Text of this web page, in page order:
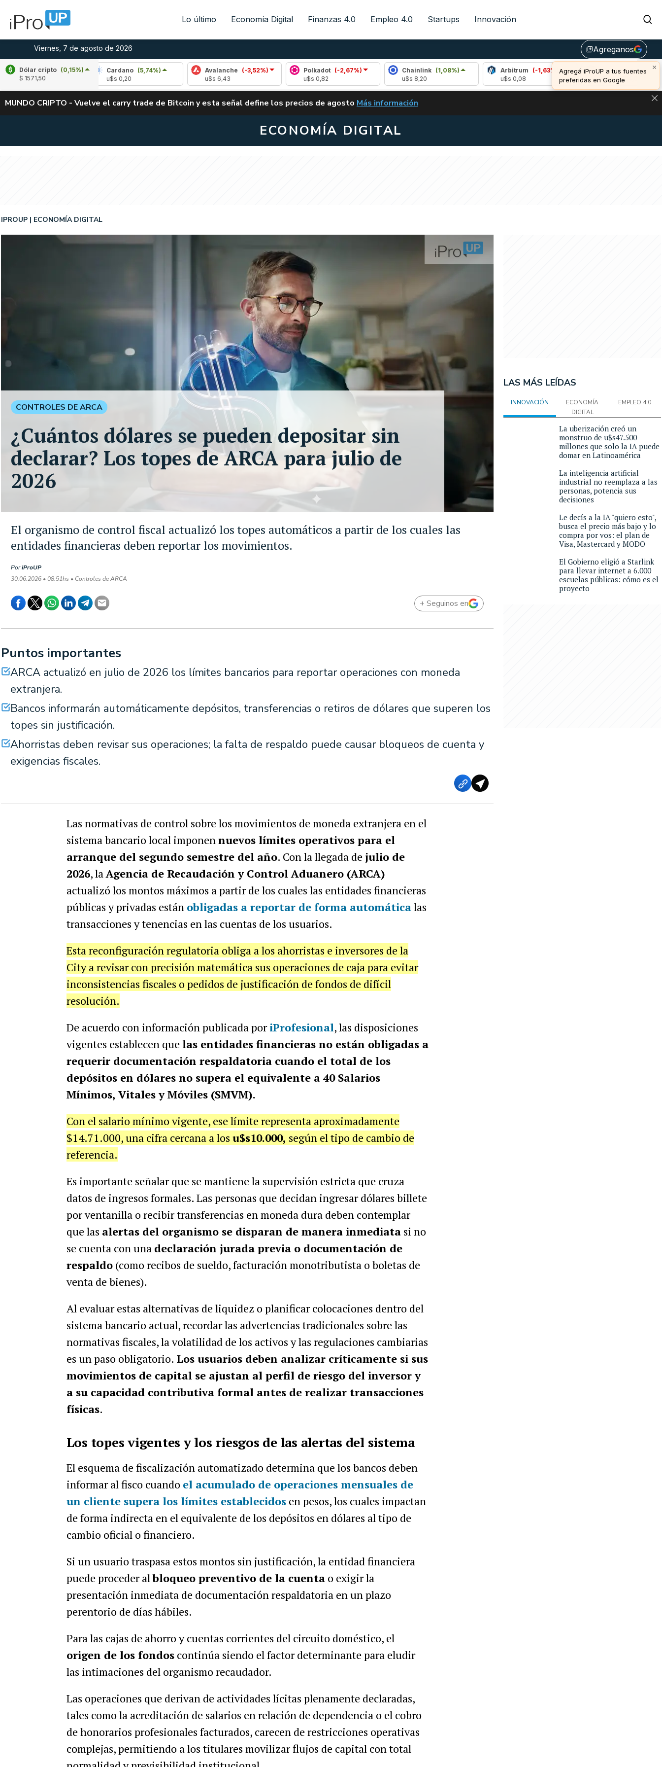
Lo último Economía Digital Finanzas 4.0 Empleo 4.0 Startups Innovación
Viernes, 7 de agosto de 2026 library_addAgreganos
×
Agregá iProUP a tus fuentes
preferidas en Google
Dólar cripto (0,15%)
$ 1571,50
(-1,71%)
Cardano
(5,74%)
Avalanche (-3,52%)
Polkadot
(-2,67%)
Chainlink
(1,08%)
Arbitrum
(-1,63%)
Bitcoin (-0,28%)
u$s 64.304,00
ALERTA
MUNDO CRIPTO - Vuelve el carry trade de Bitcoin y esta señal define los precios de agosto VUELVE EL CARRY TRADE DE BITCOIN Y ESTA SEÑAL DEFINE LOS PRECIOS DE
Más información
ECONOMÍA DIGITAL
El organismo de control fiscal actualizó los topes automáticos a partir de los cuales las
entidades financieras deben reportar los movimientos.
IPROUP ECONOMÍA DIGITAL
PoriProUP
30.06.2026 • 08:51hs • Controles de ARCA
CONTROLES DE ARCA
¿Cuántos dólares se pueden depositar sin
declarar? Los topes de ARCA para julio de
2026
+ Seguinos en
Puntos importantes
ARCA actualizó en julio de 2026 los límites bancarios para reportar operaciones con moneda
extranjera.
Bancos informarán automáticamente depósitos, transferencias o retiros de dólares que superen los
topes sin justificación.
Ahorristas deben revisar sus operaciones; la falta de respaldo puede causar bloqueos de cuenta y
exigencias fiscales.
Las normativas de control sobre los movimientos de moneda extranjera en el
sistema bancario local imponennuevos límites operativos para el
arranque del segundo semestre del año. Con la llegada de julio de
2026, laAgencia de Recaudación y Control Aduanero (ARCA)
actualizó los montos máximos a partir de los cuales las entidades financieras
públicas y privadas están obligadas a reportar de forma automáticalas
transacciones y tenencias en las cuentas de los usuarios.
Esta reconfiguración regulatoria obliga a los ahorristas e inversores de la
City a revisar con precisión matemática sus operaciones de caja para evitar
inconsistencias fiscales o pedidos de justificación de fondos de difícil
resolución.
De acuerdo con información publicada poriProfesional, las disposiciones
vigentes establecen que las entidades financieras no están obligadas a
requerir documentación respaldatoria cuando el total de los
depósitos en dólares no supera el equivalente a 40 Salarios
Mínimos, Vitales y Móviles (SMVM).
Con el salario mínimo vigente, ese límite representa aproximadamente
$14.71.000, una cifra cercana a los u$s10.000, según el tipo de cambio de
referencia.
Es importante señalar que se mantiene la supervisión estricta que cruza
datos de ingresos formales. Las personas que decidan ingresar dólares billete
por ventanilla o recibir transferencias en moneda dura deben contemplar
que las alertas del organismo se disparan de manera inmediatasi no
se cuenta con una declaración jurada previa o documentación de
respaldo(como recibos de sueldo, facturación monotributista o boletas de
venta de bienes).
Al evaluar estas alternativas de liquidez o planificar colocaciones dentro del
sistema bancario actual, recordar las advertencias tradicionales sobre las
normativas fiscales, la volatilidad de los activos y las regulaciones cambiarias
es un paso obligatorio. Los usuarios deben analizar críticamente si sus
movimientos de capital se ajustan al perfil de riesgo del inversor y
a su capacidad contributiva formal antes de realizar transacciones
físicas.
Los topes vigentes y los riesgos de las alertas del sistema
El esquema de fiscalización automatizado determina que los bancos deben
informar al fisco cuando el acumulado de operaciones mensuales de
un cliente supera los límites establecidosen pesos, los cuales impactan
de forma indirecta en el equivalente de los depósitos en dólares al tipo de
cambio oficial o financiero.
Si un usuario traspasa estos montos sin justificación, la entidad financiera
puede proceder albloqueo preventivo de la cuentao exigir la
presentación inmediata de documentación respaldatoria en un plazo
perentorio de días hábiles.
Para las cajas de ahorro y cuentas corrientes del circuito doméstico, el
origen de los fondoscontinúa siendo el factor determinante para eludir
las intimaciones del organismo recaudador.
Las operaciones que derivan de actividades lícitas plenamente declaradas,
tales como la acreditación de salarios en relación de dependencia o el cobro
de honorarios profesionales facturados, carecen de restricciones operativas
complejas, permitiendo a los titulares movilizar flujos de capital con total
LAS MÁS LEÍDAS
INNOVACIÓN
ECONOMÍA
DIGITAL
EMPLEO 4.0
La uberización creó un
monstruo de u$s47.500
millones que solo la IA puede
domar en Latinoamérica
La inteligencia artificial
industrial no reemplaza a las
personas, potencia sus
decisiones
Le decís a la IA "quiero esto",
busca el precio más bajo y lo
compra por vos: el plan de
Visa, Mastercard y MODO
El Gobierno eligió a Starlink
para llevar internet a 6.000
escuelas públicas: cómo es el
proyecto